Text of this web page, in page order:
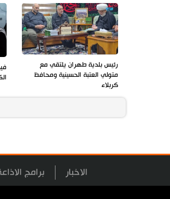
رئيس بلدية طهران يلتقي مع
متولي العتبة الحسينية ومحافظ
كربلاء
الاخبار برامج